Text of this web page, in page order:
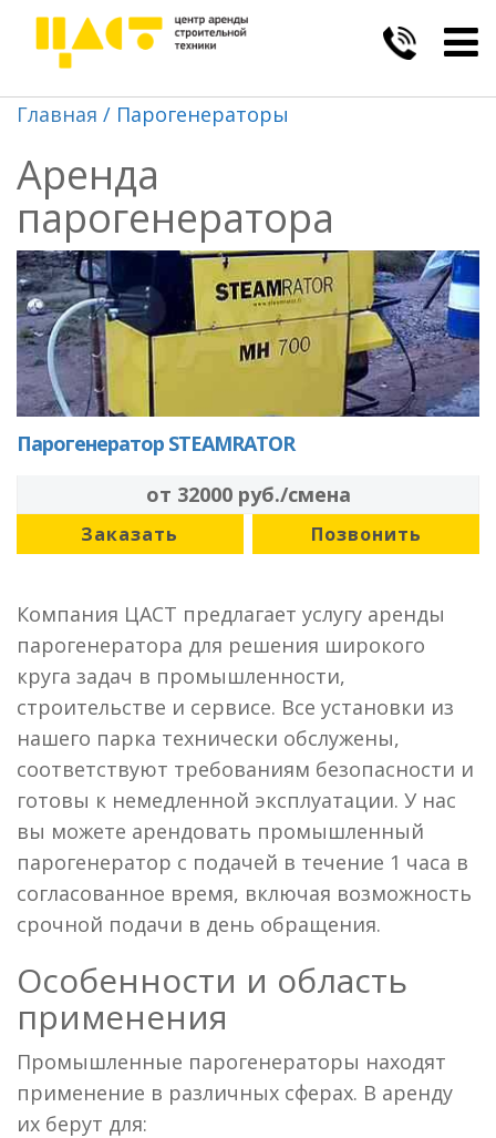
Главная Парогенераторы
Аренда
парогенератора
Парогенератор STEAMRATOR
от 32000 руб./смена
Заказать Позвонить
Компания ЦАСТ предлагает услугу аренды
парогенератора для решения широкого
круга задач в промышленности,
строительстве и сервисе. Все установки из
нашего парка технически обслужены,
соответствуют требованиям безопасности и
готовы к немедленной эксплуатации. У нас
вы можете арендовать промышленный
парогенератор с подачей в течение 1 часа в
согласованное время, включая возможность
срочной подачи в день обращения.
Особенности и область
применения
Промышленные парогенераторы находят
применение в различных сферах. В аренду
их берут для: